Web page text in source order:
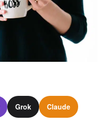
Grok Claude